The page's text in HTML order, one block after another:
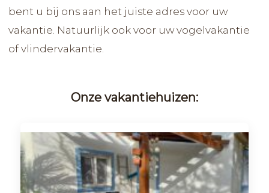
bent u bij ons aan het juiste adres voor uw
vakantie. Natuurlijk ook voor uw vogelvakantie
of vlindervakantie.
Onze vakantiehuizen: